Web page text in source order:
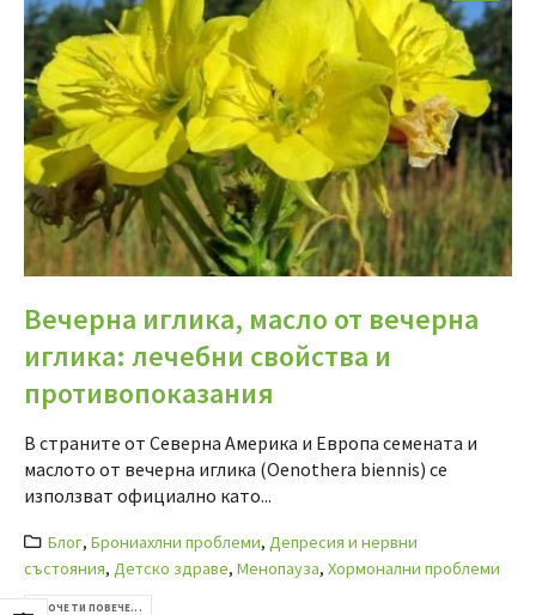
Вечерна иглика, масло от вечерна
иглика: лечебни свойства и
противопоказания
В страните от Северна Америка и Европа семената и
маслото от вечерна иглика (Oenothera biennis) се
използват официално като...
Блог,Брониахлни проблеми,Депресия и нервни
състояния, Детско здраве, Менопауза, Хормонални проблеми
ПРОЧЕТИ ПОВЕЧЕ...